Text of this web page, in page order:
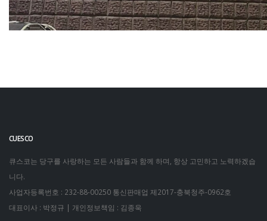
CUESCO
큐스코는 당구를 사랑하는 모든 사람들과 함께 하며, 항상 고민하고 노력하겠습
니다.
사업자등록번호 : 232-88-00250 통신판매업 제2017-충북청주-0962호
대표이사 : 박정규 | 개인정보책임 : 김종욱